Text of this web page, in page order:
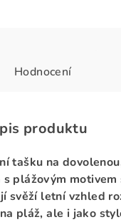
Hodnocení
produktu
tašku na
s plážovým
svěží letní vzhled
pláž, ale i jako